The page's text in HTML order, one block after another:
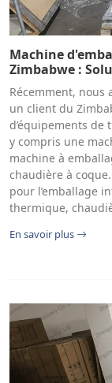
Machine
Zimbabwe :
Récemment, nous
un client du
d’équipements de
y compris une
machine à
chaudière à
pour l’emballage
thermique,
En savoir plus